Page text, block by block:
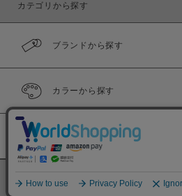
カテゴリから探す
ブランドから探す
カラーから探す
履き比べ可能商品
©BINGOYA